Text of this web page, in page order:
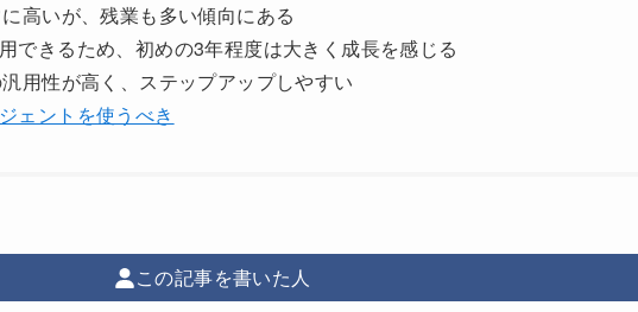
高いが、残業も多い傾向にある
できるため、初めの3年程度は大きく成長を感じる
用性が高く、ステップアップしやすい
ェントを使うべき
この記事を書いた人